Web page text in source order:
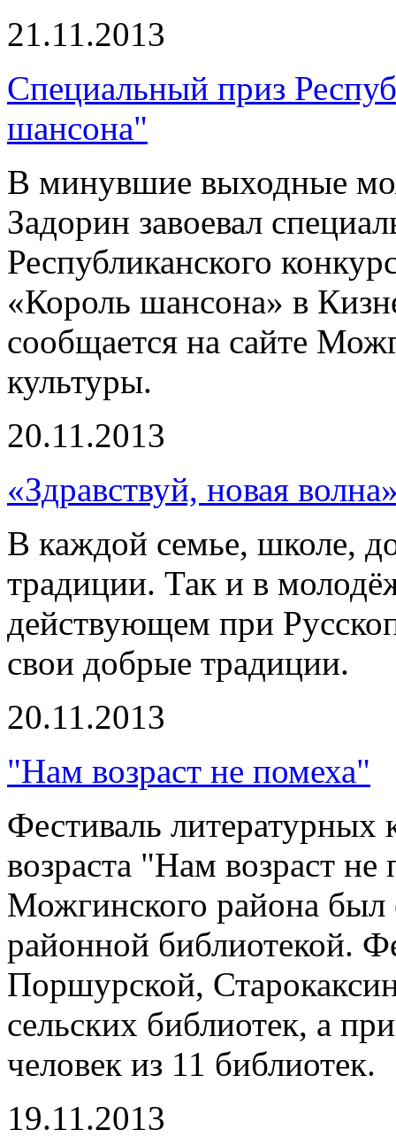
21.11.2013
Специальный приз
шансона"
В минувшие выходные
Задорин завоевал
Республиканского
«Король шансона» в
сообщается на сайте
культуры.
20.11.2013
«Здравствуй, новая
В каждой семье, школе,
традиции. Так и в
действующем при
свои добрые традиции.
20.11.2013
"Нам возраст не помеха"
Фестиваль литературных
возраста "Нам возраст
Можгинского района был
районной библиотекой.
Поршурской,
сельских библиотек, а
человек из 11 библиотек.
19.11.2013